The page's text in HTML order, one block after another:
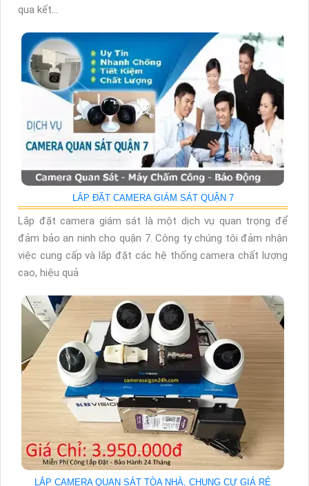
qua kết...
LẮP ĐẶT CAMERA GIÁM SÁT QUẬN 7
Lắp đặt camera giám sát là một dịch vụ quan trọng để
đảm bảo an ninh cho quận 7. Công ty chúng tôi đảm nhận
việc cung cấp và lắp đặt các hệ thống camera chất lượng
cao, hiệu quả
LẮP CAMERA QUAN SÁT TÒA NHÀ, CHUNG CƯ GIÁ RẺ